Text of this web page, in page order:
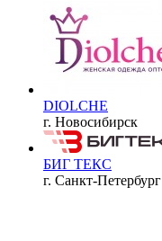
DIOLCHE
г. Новосибирск
БИГ ТЕКС
г. Санкт-Петербург